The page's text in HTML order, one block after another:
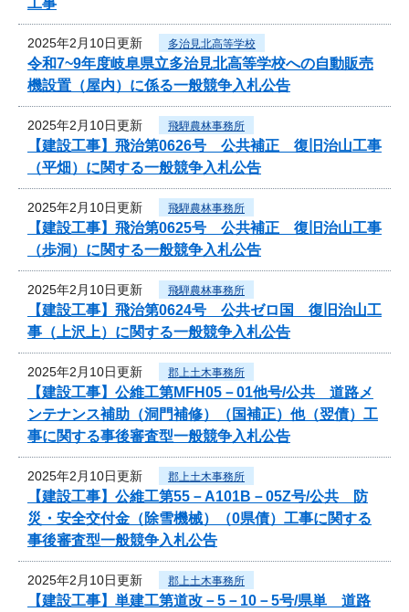
2025年2月10日更新 多治見北高等学校
令和7~9年度岐阜県立多治見北高等学校への自動販売
機設置（屋内）に係る一般競争入札公告
2025年2月10日更新 飛騨農林事務所
【建設工事】飛治第0626号 公共補正 復旧治山工事
（平畑）に関する一般競争入札公告
2025年2月10日更新 飛騨農林事務所
【建設工事】飛治第0625号 公共補正 復旧治山工事
（歩洞）に関する一般競争入札公告
2025年2月10日更新 飛騨農林事務所
【建設工事】飛治第0624号 公共ゼロ国 復旧治山工
事（上沢上）に関する一般競争入札公告
2025年2月10日更新 郡上土木事務所
【建設工事】公維工第MFH05－01他号/公共 道路メ
ンテナンス補助（洞門補修）（国補正）他（翌債）工
事に関する事後審査型一般競争入札公告
2025年2月10日更新 郡上土木事務所
【建設工事】公維工第55－A101B－05Z号/公共 防
災・安全交付金（除雪機械）（0県債）工事に関する
事後審査型一般競争入札公告
2025年2月10日更新 郡上土木事務所
【建設工事】単建工第道改－5－10－5号/県単 道路